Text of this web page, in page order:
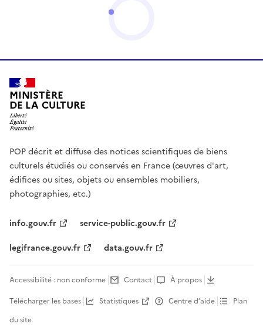
MINISTÈRE
DE LA CULTURE
POP décrit et diffuse des notices scientifiques de biens
culturels étudiés ou conservés en France (œuvres d'art,
édifices ou sites, objets ou ensembles mobiliers,
photographies, etc.)
info.gouv.fr
service-public.gouv.fr
legifrance.gouv.fr
data.gouv.fr
Accessibilité : non conforme Contact
À propos
Télécharger les bases
Statistiques Centre d’aide
Plan
du site